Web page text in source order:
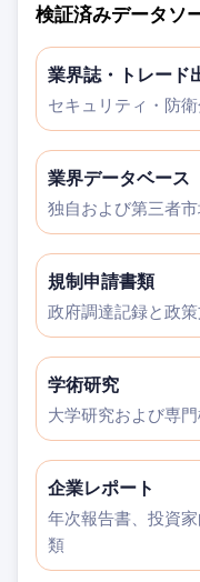
検証済みデータソ
業界誌・トレード
セキュリティ・防
業界データベース
独自および第三者
規制申請書類
政府調達記録と政
学術研究
大学研究および専
企業レポート
年次報告書、投資
類